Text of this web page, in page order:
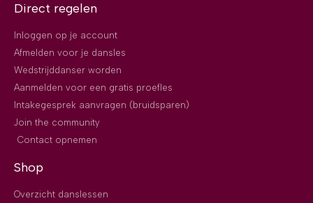
Direct regelen
Inloggen op je account
Afmelden voor je dansles
Wedstrijddanser worden
Aanmelden voor een gratis proefles
Intakegesprek aanvragen (bruidsparen)
Join the community
Contact opnemen
Shop
Overzicht danslessen